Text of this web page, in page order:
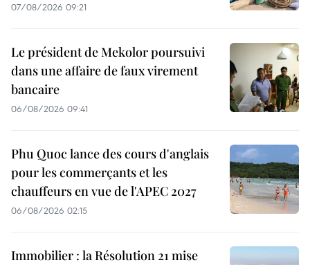
07/08/2026 09:21
Le président de Mekolor poursuivi
dans une affaire de faux virement
bancaire
06/08/2026 09:41
Phu Quoc lance des cours d'anglais
pour les commerçants et les
chauffeurs en vue de l'APEC 2027
06/08/2026 02:15
Immobilier : la Résolution 21 mise